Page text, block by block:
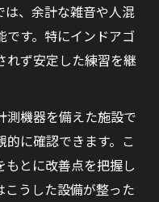
は、余計な雑音や人混
す。特にインドアゴ
れず安定した練習を継
測機器を備えた施設で
に確認できます。こ
とに改善点を把握し
うした設備が整った